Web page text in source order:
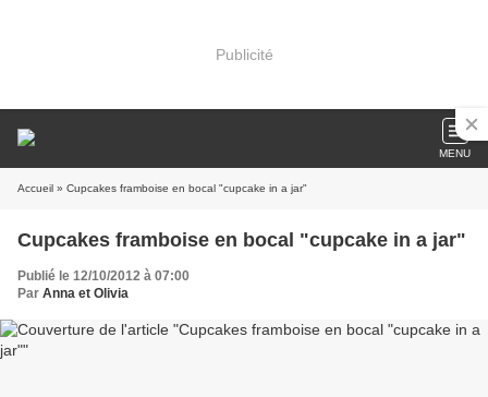
Publicité
MENU
Accueil » Cupcakes framboise en bocal "cupcake in a jar"
Cupcakes framboise en bocal "cupcake in a jar"
Publié le 12/10/2012 à 07:00
Par Anna et Olivia